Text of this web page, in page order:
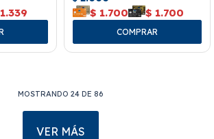
1.339 $ 1.700 $ 1.700
MOSTRANDO 24 DE 86
VER MÁS